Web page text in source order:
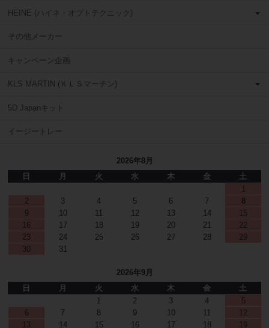
HEINE (ハイネ・オプトテクニック)
その他メーカー
キャンペーン企画
KLS MARTIN (ＫＬＳマーチン)
5D Japanキット
イージートレー
2026年8月
日
月 火 水 木 金
土
1
2
3 4 5 6 7
8
9
10 11 12 13 14
15
16
17 18 19 20 21
22
23
24 25 26 27 28
29
30
31
2026年9月
日
月 火 水 木 金
土
1
2 3 4
5
6
7 8 9 10 11
12
13
14 15 16 17 18 19